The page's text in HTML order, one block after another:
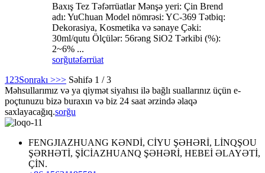
Baxış Tez Təfərrüatlar Mənşə yeri: Çin Brend
adı: YuChuan Model nömrəsi: YC-369 Tətbiq:
Dekorasiya, Kosmetika və sənaye Çəki:
30ml/qutu Ölçülər: 56rəng SiO2 Tərkibi (%):
2~6% ...
sorğutəfərrüat
1 23Sonrakı >>> Səhifə 1 / 3
Məhsullarımız və ya qiymət siyahısı ilə bağlı suallarınız üçün e-
poçtunuzu bizə buraxın və biz 24 saat ərzində əlaqə
saxlayacağıq.sorğu
FENGJIAZHUANG KƏNDİ, CİYU ŞƏHƏRİ, LİNQŞOU
ŞƏRHƏTİ, ŞİCİAZHUANQ ŞƏHƏRİ, HEBEİ ƏLAYƏTİ,
ÇİN.